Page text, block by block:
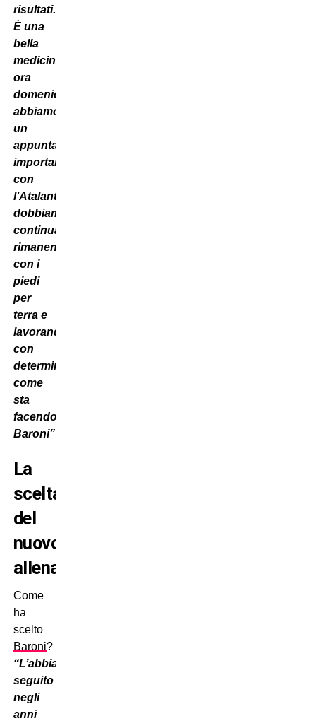
risultati.
È una
bella
medicina,
ora
domenica
abbiamo
un
appuntamento
importante
con
l’Atalanta:
dobbiamo
continuare,
rimanendo
con i
piedi
per
terra e
lavorando
con
determinazione
come
sta
facendo
Baroni”.
La
scelta
del
nuovo
allenatore
Come
ha
scelto
Baroni?
“L’abbiamo
seguito
negli
anni